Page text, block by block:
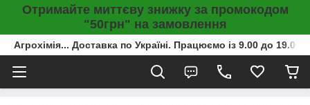
Отримайте миттєву знижку за промокодом
"50грн" на замовлення
Агрохімія... Доставка по Україні. Працюємо із 9.00 до